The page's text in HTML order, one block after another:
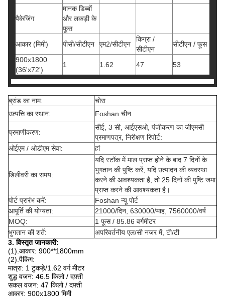
पैकेजिंग
मानक डिब्बों
और लकड़ी के
फूस
आकार (मिमी)
पीसी/सीटीएन एम2/सीटीएन
किग्रा /
सीटीएन
सीटीएन / फूस
900x1800
(36'x72')
1 1.62 47 53
ब्रांड का नाम:
चोरा
उत्पत्ति का स्थान:
Foshan चीन
प्रमाणीकरण:
सीई, 3 सी, आईएसओ, पंजीकरण का जीएमसी
प्रमाणपत्र, निरीक्षण रिपोर्ट:
ओईएम / ओडीएम सेवा:
हां
डिलीवरी का समय:
यदि स्टॉक में माल प्राप्त होने के बाद 7 दिनों के
भुगतान की पुष्टि करें, यदि उत्पादन की व्यवस्था
करने की आवश्यकता है, तो 25 दिनों की पुष्टि जमा
प्राप्त करने की आवश्यकता है।
पोर्ट प्रारंभ करें:
Foshan न्यू पोर्ट
आपूर्ति की योग्यता:
21000/दिन, 630000/माह, 7560000/वर्ष
MOQ:
1 फूस / 85.86 वर्गमीटर
भुगतान की शर्तें:
अपरिवर्तनीय एल/सी नजर में, टी/टी
3. विस्तृत जानकारी:
(1).आकार: 900**1800mm
(2).पैकिंग:
मात्रा: 1 टुकड़े/1.62 वर्ग मीटर
शुद्ध वजन: 46.5 किलो / दफ़्ती
सकल वजन: 47 किलो / दफ़्ती
आकार: 900x1800 मिमी